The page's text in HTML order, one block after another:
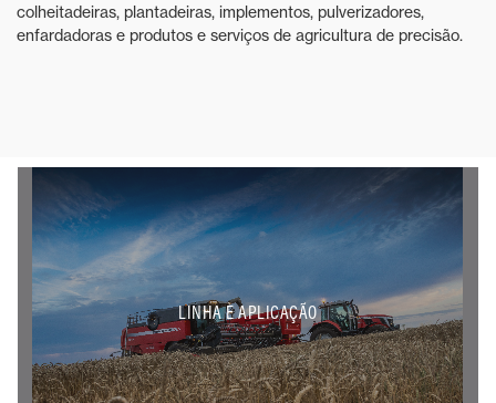
colheitadeiras, plantadeiras, implementos, pulverizadores,
enfardadoras e produtos e serviços de agricultura de precisão.
LINHA E APLICAÇÃO